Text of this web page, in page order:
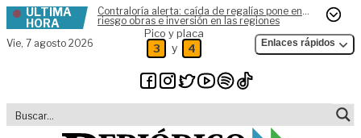
Skip to content
ÚLTIMA
HORA
Contraloría alerta: caída de regalías pone en
riesgo obras e inversión en las regiones
Vie, 7 agosto 2026
Pico y placa
3 y 4 Enlaces rápidos